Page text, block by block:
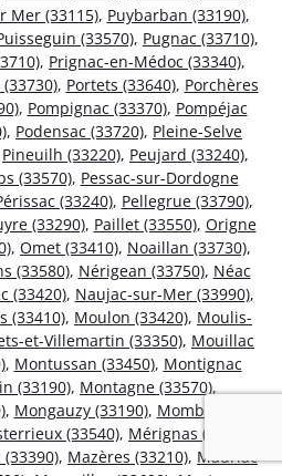
Mer (33115), Puybarban (33190),
(33570), Pugnac (33710),
, Prignac-en-Médoc (33340),
, Portets (33640), Porchères
, Pompignac (33370), Pompéjac
, Podensac (33720), Pleine-Selve
Pineuilh (33220), Peujard (33240),
(33570), Pessac-sur-Dordogne
(33240), Pellegrue (33790),
(33290), Paillet (33550), Origne
, Omet (33410), Noaillan (33730),
(33580), Nérigean (33750), Néac
(33420), Naujac-sur-Mer (33990),
(33410), Moulon (33420), Moulis-
et-Villemartin (33350), Mouillac
, Montussan (33450), Montignac
(33190), Montagne (33570),
, Mongauzy (33190), Mombrier
(33540), Mérignas (33350)
, Mazères (33210), Mauriac